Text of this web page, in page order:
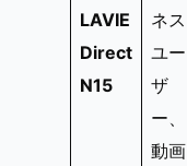
LAVIE
Direct
N15
ネス
ユー
ザ
ー、
動画